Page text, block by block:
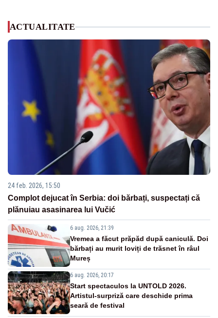
ACTUALITATE
24 feb. 2026, 15:50
Complot dejucat în Serbia: doi bărbați, suspectați că
plănuiau asasinarea lui Vučić
6 aug. 2026, 21:39
Vremea a făcut prăpăd după caniculă. Doi
bărbați au murit loviți de trăsnet în râul
Mureș
6 aug. 2026, 20:17
Start spectaculos la UNTOLD 2026.
Artistul-surpriză care deschide prima
seară de festival